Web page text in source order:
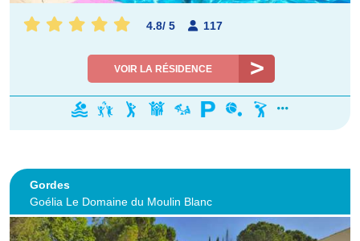
4.8/ 5 117
VOIR LA RÉSIDENCE
Gordes
Goélia Le Domaine du Moulin Blanc